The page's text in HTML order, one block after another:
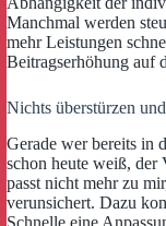
Manchmal werden
mehr Leistungen
Beitragserhöhung auf
Nichts überstürzen
Gerade wer bereits in
schon heute weiß, der
passt nicht mehr zu
verunsichert. Dazu
Schnelle eine